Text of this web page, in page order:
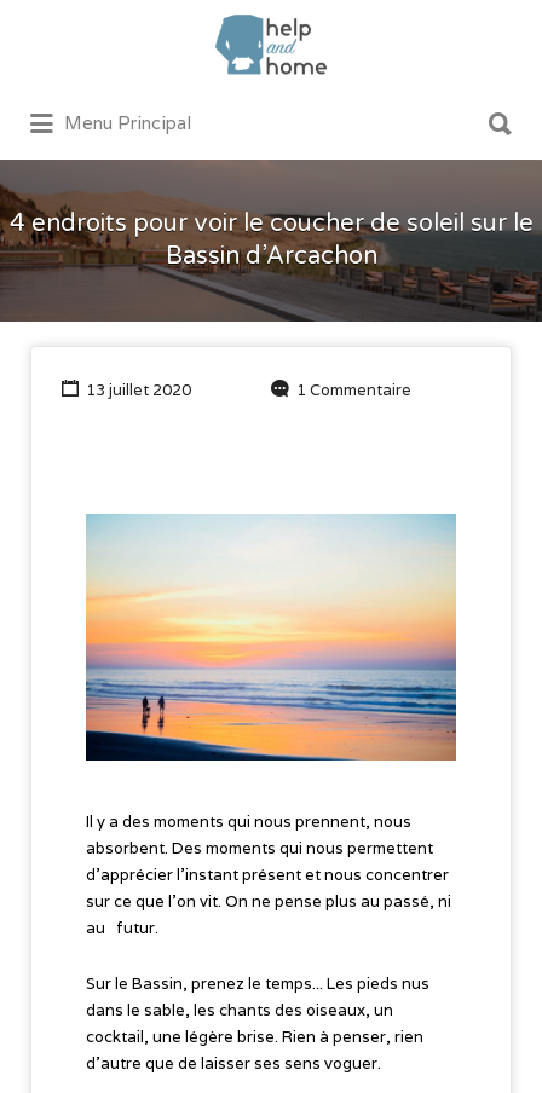
Menu Principal
4 endroits pour voir le coucher de soleil sur le
Bassin d’Arcachon
13 juillet 2020 1 Commentaire
Il y a des moments qui nous prennent, nous
absorbent. Des moments qui nous permettent
d'apprécier l'instant présent et nous concentrer
sur ce que l'on vit. On ne pense plus au passé, ni
au futur.
Sur le Bassin, prenez le temps... Les pieds nus
dans le sable, les chants des oiseaux, un
cocktail, une légère brise. Rien à penser, rien
d’autre que de laisser ses sens voguer.